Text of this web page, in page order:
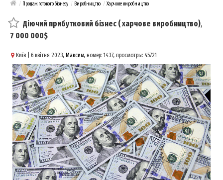
/ Продаж готового бізнесу / Виробництво / Харчове виробництво
Діючий прибутковий бізнес ( харчове виробництво),
7 000 000$
Київ | 6 квітня 2023, Максим, номер: 1437, просмотры: 45721